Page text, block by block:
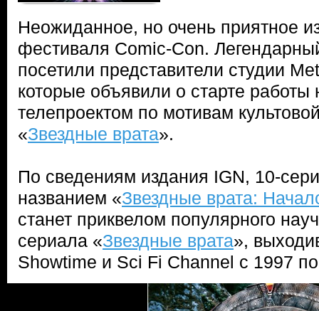
Неожиданное, но очень приятное
фестиваля Comic-Con.
посетили представители студии
которые объявили о старте
телепроектом по мотивам
«Звездные врата».
По сведениям издания IGN, 10-
названием «Звездные врата:
станет приквелом популярного
сериала «Звездные врата»,
Showtime и Sci Fi Channel с 1997